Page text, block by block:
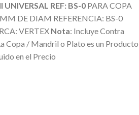
UNIVERSAL REF: BS-0 PARA COPA
DE DIAM REFERENCIA: BS-0
VERTEX Nota: Incluye Contra
Copa / Mandril o Plato es un Producto
en el Precio